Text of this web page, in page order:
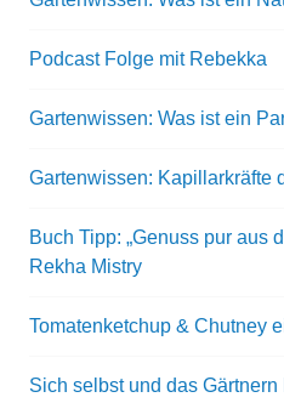
Podcast Folge mit Rebekka
Gartenwissen: Was ist ein
Gartenwissen: Kapillarkräfte
Buch Tipp: „Genuss pur aus
Rekha Mistry
Tomatenketchup & Chutney
Sich selbst und das